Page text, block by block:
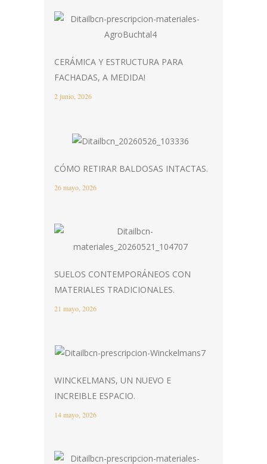
CERÁMICA Y ESTRUCTURA PARA
FACHADAS, A MEDIDA!
2 junio, 2026
CÓMO RETIRAR BALDOSAS INTACTAS.
26 mayo, 2026
SUELOS CONTEMPORÁNEOS CON
MATERIALES TRADICIONALES.
21 mayo, 2026
WINCKELMANS, UN NUEVO E
INCREIBLE ESPACIO.
14 mayo, 2026